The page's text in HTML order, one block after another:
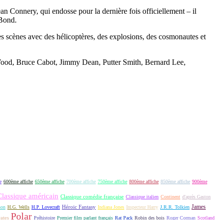
Connery, qui endosse pour la dernière fois officiellement – il
avec des hélicoptères, des explosions, des cosmonautes et
Bruce Cabot, Jimmy Dean, Putter Smith, Bernard Lee,
600ème affiche 650ème affiche 700ème affiche 750ème affiche 800ème affiche 850ème affiche 900ème
américain Classique comédie française Classique italien Continent d'après Gaston
H.G. Wells H.P. Lovecraft Héroic Fantasy Indiana Jones Inspecteur Harry J.R.R. Tolkien James
Polar Préhistoire Premier film parlant français Rat Pack Robin des bois Roger Corman Scotland